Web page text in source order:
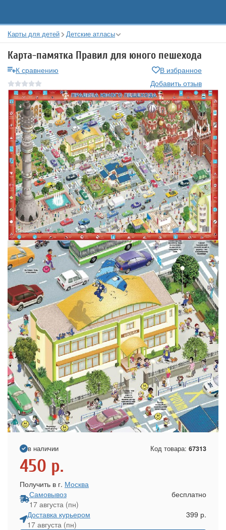
Карты для детей Детские атласы
Карта-памятка Правил для юного пешехода
К сравнению
В избранное
Добавить отзыв
в наличии Код товара: 67313
450 р.
Получить в г. Москва
Самовывоз
17 августа (пн)
бесплатно
Доставка курьером
17 августа (пн)
399 р.